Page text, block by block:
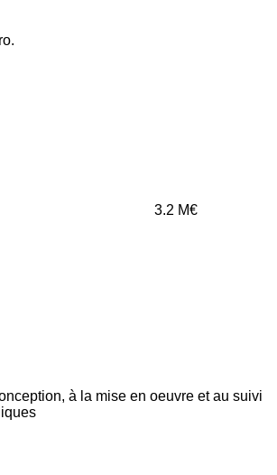
3.2 M€
à la mise en oeuvre et au suivi